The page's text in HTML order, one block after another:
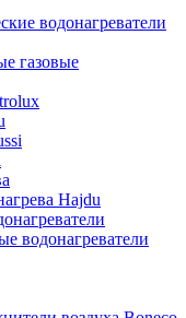
водонагреватели
газовые
Hajdu
водонагреватели